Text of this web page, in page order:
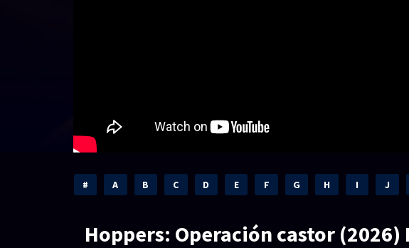
# A B C D E F G H I J
Hoppers: Operación castor (2026)